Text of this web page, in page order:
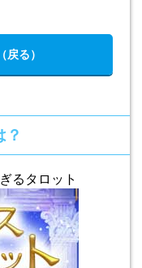
る）
？
るタロット